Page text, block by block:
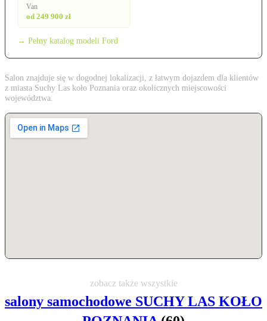
Van
od 249 900 zł
→ Pełny katalog modeli Ford
Salon znajduje się w dogodnej lokalizacji, z łatwym dojazdem dla klientów
z miasta Suchy Las koło Poznania oraz okolicznych miejscowości
województwa.
zobacz także wszystkie
salony samochodowe SUCHY LAS KOŁO